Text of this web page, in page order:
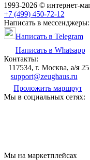
1993-2026 © интернет-
+7 (499) 450-72-12
Написать в мессенджеры:
Написать в Telegram
Написать в Whatsapp
Контакты:
117534, г. Москва, а/я 25
support@zeughaus.ru
Проложить маршрут
Мы в социальных сетях:
Мы на маркетплейсах